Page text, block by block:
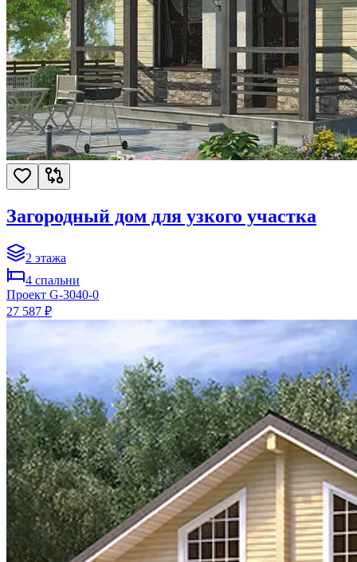
Загородный дом для узкого участка
2 этажа
4 спальни
Проект G-3040-0
27 587 ₽